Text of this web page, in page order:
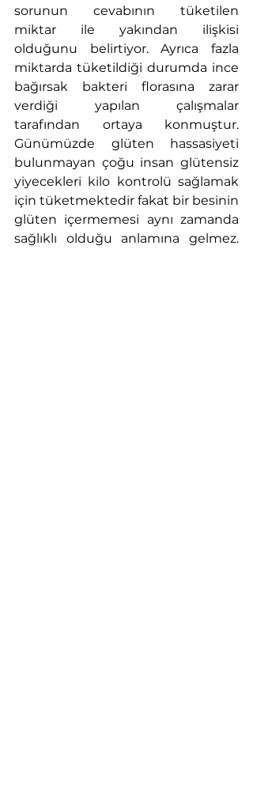
sorunun cevabının tüketilen
miktar ile yakından ilişkisi
olduğunu belirtiyor. Ayrıca fazla
miktarda tüketildiği durumda ince
bağırsak bakteri florasına zarar
verdiği yapılan çalışmalar
tarafından ortaya konmuştur.
Günümüzde glüten hassasiyeti
bulunmayan çoğu insan glütensiz
yiyecekleri kilo kontrolü sağlamak
için tüketmektedir fakat bir besinin
glüten içermemesi aynı zamanda
sağlıklı olduğu anlamına gelmez.